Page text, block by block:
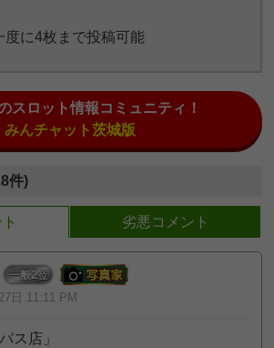
に4枚まで投稿可能
スロット情報コミュニティ！
みんチャット茨城版
件)
劣悪コメント
一般2位
日 11:11 PM
ス店」